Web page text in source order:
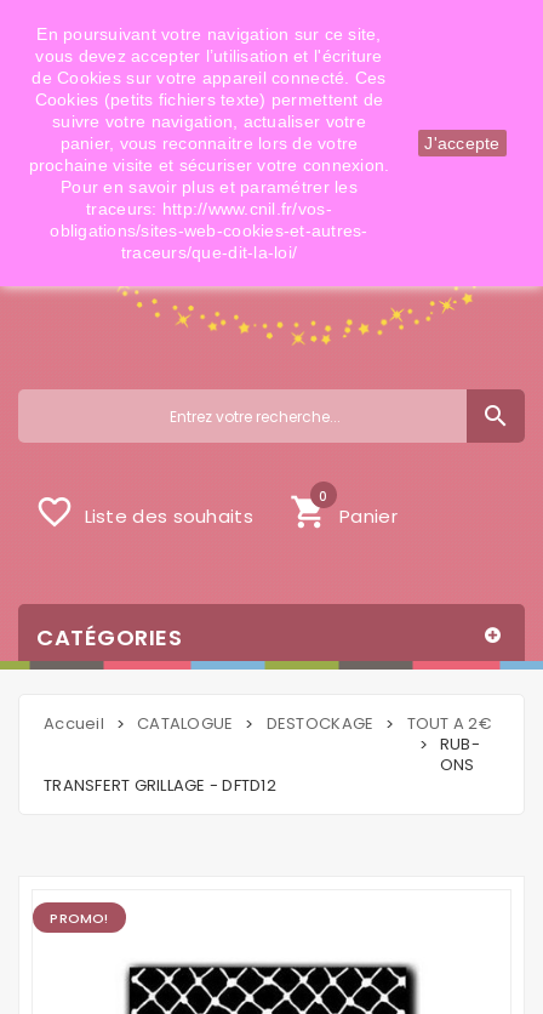
Téléphone: 06 09 14 02 79 Email: info@doigtsdefees.com
Mon compte
search
shopping_cart Panier
0
favorite_border Liste des souhaits
CATÉGORIES
Accueil > CATALOGUE > DESTOCKAGE >
TOUT A 2€
> RUB-
ONS
TRANSFERT GRILLAGE - DFTD12
PROMO!
En poursuivant votre navigation sur ce site,
vous devez accepter l’utilisation et l'écriture
de Cookies sur votre appareil connecté. Ces
Cookies (petits fichiers texte) permettent de
suivre votre navigation, actualiser votre
panier, vous reconnaitre lors de votre
prochaine visite et sécuriser votre connexion.
Pour en savoir plus et paramétrer les
traceurs: http://www.cnil.fr/vos-
obligations/sites-web-cookies-et-autres-
traceurs/que-dit-la-loi/
J'accepte